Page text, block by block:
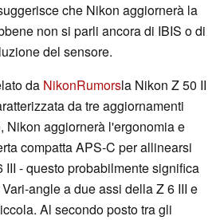
che Nikon aggiornerà la
non si parli ancora di IBIS o di
del sensore.
da NikonRumorsla Nikon Z 50 II
da tre aggiornamenti
Nikon aggiornerà l'ergonomia e
compatta APS-C per allinearsi
III - questo probabilmente significa
angle a due assi della Z 6 III e
Al secondo posto tra gli